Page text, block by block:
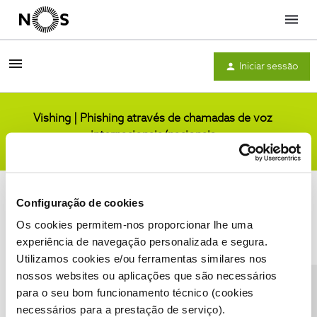
Configuração de cookies
Os cookies permitem-nos proporcionar lhe uma
experiência de navegação personalizada e segura.
Utilizamos cookies e/ou ferramentas similares nos
nossos websites ou aplicações que são necessários
para o seu bom funcionamento técnico (cookies
necessários para a prestação de serviço).
Menu
Iniciar sessão
Vishing | Phishing através de chamadas de voz
internacionais/nacionais
Condições do Fórum NOS Accessibility statement